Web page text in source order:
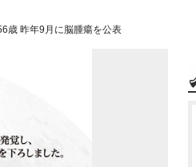
歳 昨年9月に脳腫瘍を公表